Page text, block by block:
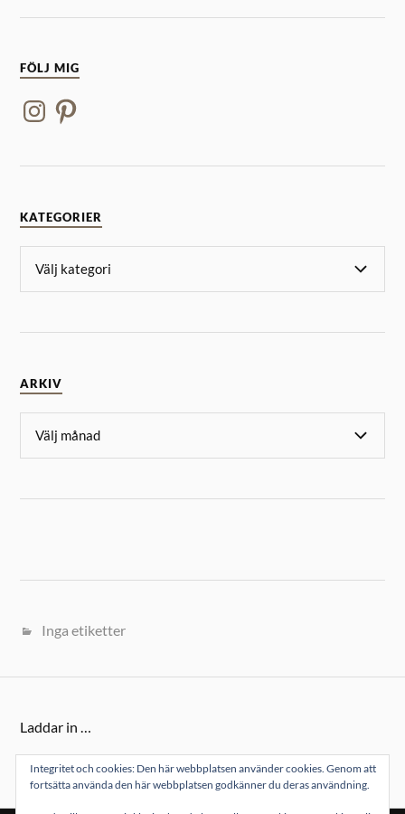
FÖLJ MIG
KATEGORIER
ARKIV
Inga etiketter
Laddar in …
Integritet och cookies: Den här webbplatsen använder cookies. Genom att
fortsätta använda den här webbplatsen godkänner du deras användning.